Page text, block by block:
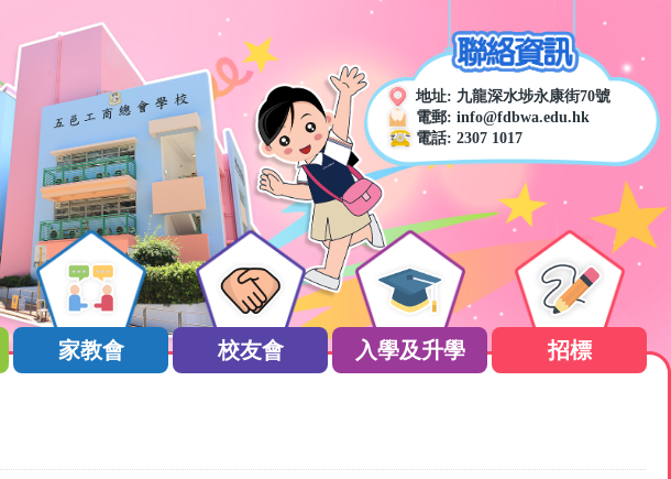
地址: 九龍深水埗永康街70號
電郵:info@fdbwa.edu.hk
電話: 2307 1017
家教會 校友會 入學及升學 招標